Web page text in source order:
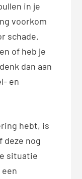
in je
voorkom
schade.
of heb je
dan aan
en
hebt, is
deze nog
situatie